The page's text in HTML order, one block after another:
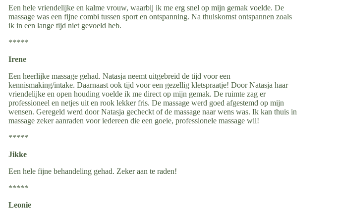
Een hele vriendelijke en kalme vrouw, waarbij ik me erg snel op mijn gemak voelde. De
massage was een fijne combi tussen sport en ontspanning. Na thuiskomst ontspannen zoals
ik in een lange tijd niet gevoeld heb.
*****
Irene
Een heerlijke massage gehad. Natasja neemt uitgebreid de tijd voor een
kennismaking/intake. Daarnaast ook tijd voor een gezellig kletspraatje! Door Natasja haar
vriendelijke en open houding voelde ik me direct op mijn gemak. De ruimte zag er
professioneel en netjes uit en rook lekker fris. De massage werd goed afgestemd op mijn
wensen. Geregeld werd door Natasja gecheckt of de massage naar wens was. Ik kan thuis in
massage zeker aanraden voor iedereen die een goeie, professionele massage wil!
*****
Jikke
Een hele fijne behandeling gehad. Zeker aan te raden!
*****
Leonie